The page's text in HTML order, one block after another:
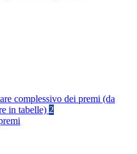
complessivo dei premi (da
in tabelle) 2